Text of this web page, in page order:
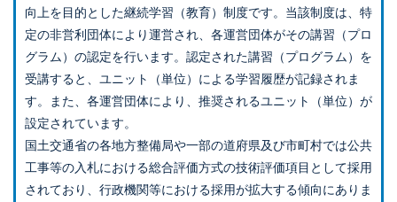
向上を目的とした継続学習（教育）制度です。当該制度は、特
定の非営利団体により運営され、各運営団体がその講習（プロ
グラム）の認定を行います。認定された講習（プログラム）を
受講すると、ユニット（単位）による学習履歴が記録されま
す。また、各運営団体により、推奨されるユニット（単位）が
設定されています。
国土交通省の各地方整備局や一部の道府県及び市町村では公共
工事等の入札における総合評価方式の技術評価項目として採用
されており、行政機関等における採用が拡大する傾向にありま